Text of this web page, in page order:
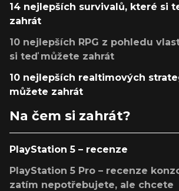
14 nejlepších survivalů, které si
zahrát
10 nejlepších RPG z pohledu
si teď můžete zahrát
10 nejlepších realtimových
můžete zahrát
Na čem si zahrát?
PlayStation 5 – recenze
PlayStation 5 Pro – recenze
zatím nepotřebujete, ale chcete